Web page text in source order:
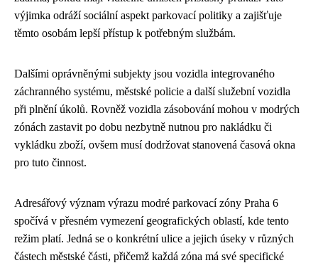
výjimka odráží sociální aspekt parkovací politiky a zajišťuje
těmto osobám lepší přístup k potřebným službám.
Dalšími oprávněnými subjekty jsou vozidla integrovaného
záchranného systému, městské policie a další služební vozidla
při plnění úkolů. Rovněž vozidla zásobování mohou v modrých
zónách zastavit po dobu nezbytně nutnou pro nakládku či
vykládku zboží, ovšem musí dodržovat stanovená časová okna
pro tuto činnost.
Adresářový význam výrazu modré parkovací zóny Praha 6
spočívá v přesném vymezení geografických oblastí, kde tento
režim platí. Jedná se o konkrétní ulice a jejich úseky v různých
částech městské části, přičemž každá zóna má své specifické